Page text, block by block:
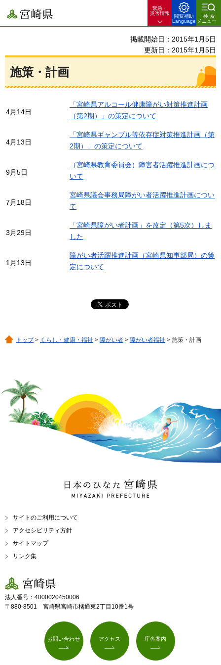
宮崎県
緊急・
災害情報
閲覧補助
Language
検索
メニュー
掲載開始日：2015年1月5日
更新日：2015年1月5日
施策・計画
4月14日
「宮崎県アルコール健康障がい対策推進計画
（第2期）」の策定について
4月13日
「宮崎県ギャンブル等依存症対策推進計画（第
2期）」の策定について
9月5日
（宮崎県教育委員会）障害者活躍推進計画につ
いて
7月18日
宮崎県議会事務局障がい者活躍推進計画につい
て
3月29日
「宮崎県障がい者計画」を改定（第5次）しま
した
1月13日
障がい者活躍推進計画（宮崎県知事部局）の策
定について
トップ> くらし・健康・福祉 > 障がい者 > 障がい者福祉 > 施策・計画
日本のひなた 宮崎県
MIYAZAKI PREFECTURE
サイトのご利用について
アクセシビリティ方針
サイトマップ
リンク集
宮崎県
法人番号：4000020450006
〒880-8501 宮崎県宮崎市橘通東2丁目10番1号
お問い合わせ アクセス 庁舎案内